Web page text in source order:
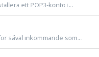
ett POP3-konto i...
såväl inkommande som...